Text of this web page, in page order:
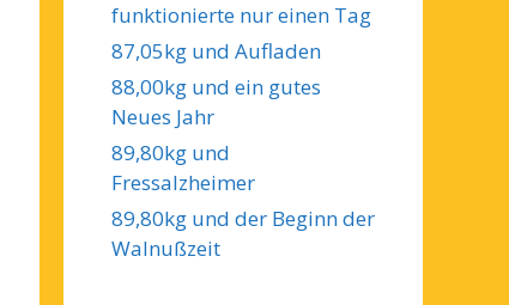
funktionierte nur einen Tag
87,05kg und Aufladen
88,00kg und ein gutes
Neues Jahr
89,80kg und
Fressalzheimer
89,80kg und der Beginn der
Walnußzeit